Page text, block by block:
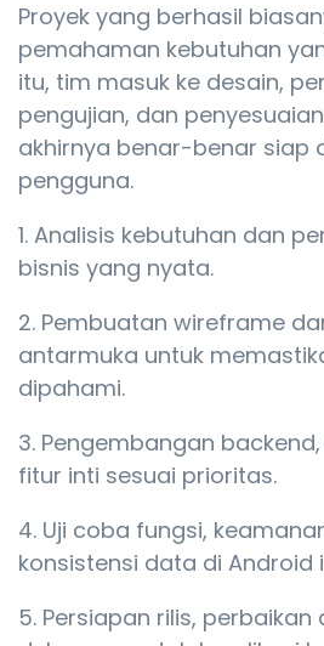
Proyek yang berhasil
pemahaman kebutuhan
itu, tim masuk ke desain,
pengujian, dan
akhirnya benar-benar siap
pengguna.
Analisis kebutuhan dan
bisnis yang nyata.
Pembuatan wireframe
antarmuka untuk
dipahami.
Pengembangan
fitur inti sesuai prioritas.
Uji coba fungsi,
konsistensi data di Android
Persiapan rilis, perbaikan